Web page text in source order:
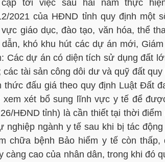
tới việc sau hai năm thực
2021 của HĐND tỉnh quy định một
giáo dục, đào tạo, văn hóa, thể
dẫn, khó khu hút các dự án mới,
Các dự án có diện tích sử dụng đất
các tài sản công dôi dư và quỹ đất
thức đấu giá theo quy định Luật Đất
xem xét bổ sung lĩnh vực y tế để
HĐND tỉnh) là cần thiết tại thời
nghiệp ngành y tế sau khi bị tác
chữa bệnh Bảo hiểm y tế còn
càng cao của nhân dân, trong khi đó